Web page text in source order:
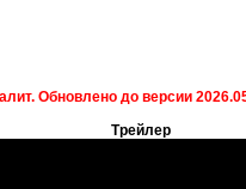
Обновлено до версии
Трейлер